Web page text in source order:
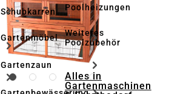
Schubkarren
Gartenmöbel
Gartenzaun
Poolheizungen
Weiteres
Poolzubehör
Alles in
Gartenmaschinen